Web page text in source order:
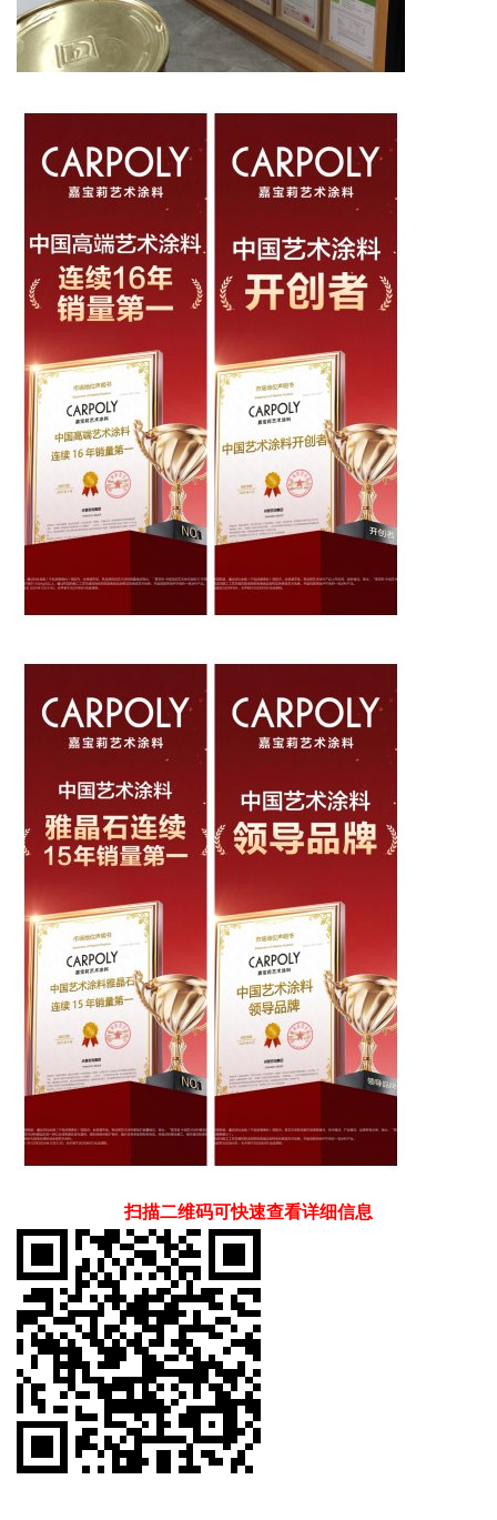
扫描二维码可快速查看详细信息